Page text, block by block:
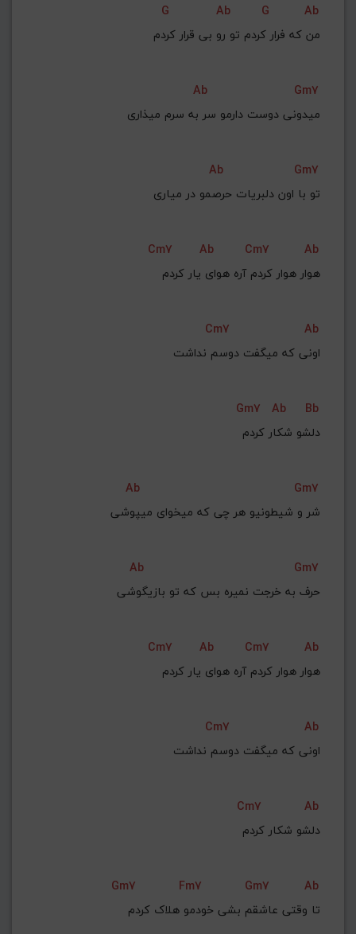
G Ab G
Ab
Ab
Gm7
میدونی دوست دارمو سر به سرم میذاری
Ab
Gm7
تو با اون دلبریات حرصمو در میاری
Cm7 Ab Cm7
Ab
هوار هوار کردم آره هوای یار کردم
Cm7
Ab
Gm7 Ab
Bb
دلشو شکار کردم
Ab
Gm7
شر و شیطونیو هر چی که میخوای میپوشی
Ab
Gm7
حرف به خرجت نمیره بس که تو بازیگوشی
Cm7 Ab Cm7
Ab
هوار هوار کردم آره هوای یار کردم
Cm7
Ab
Cm7
Ab
دلشو شکار کردم
Gm7 Fm7 Gm7
Ab
تا وقتی عاشقم بشی خودمو هلاک کردم